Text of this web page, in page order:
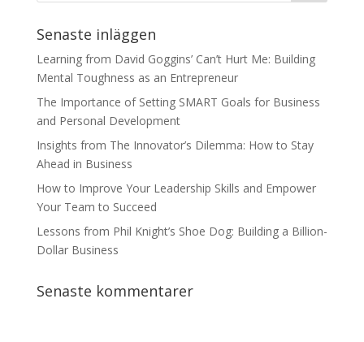
Senaste inläggen
Learning from David Goggins’ Can’t Hurt Me: Building
Mental Toughness as an Entrepreneur
The Importance of Setting SMART Goals for Business
and Personal Development
Insights from The Innovator’s Dilemma: How to Stay
Ahead in Business
How to Improve Your Leadership Skills and Empower
Your Team to Succeed
Lessons from Phil Knight’s Shoe Dog: Building a Billion-
Dollar Business
Senaste kommentarer